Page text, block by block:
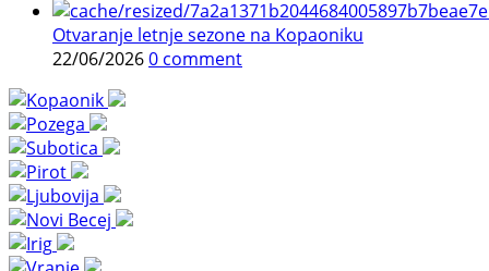
Otvaranje letnje sezone na Kopaoniku
22/06/20260 comment